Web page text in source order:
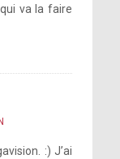
de
va la faire
:) J’ai